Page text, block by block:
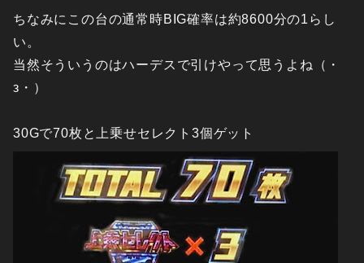
ちなみにこの台の通常時BIG確率は約8600分の1らし
い。
当然そういうのはハーデスで引けやって思うよね（・
з・）
30Gで70枚と上乗せセレクト3個ゲット